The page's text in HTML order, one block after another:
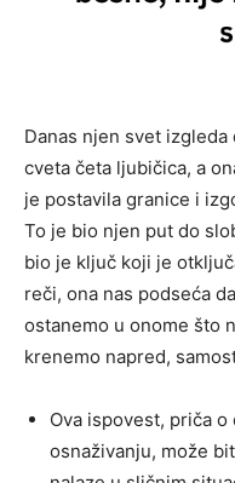
Danas njen svet
cveta četa ljubičica, a
je postavila granice i
To je bio njen put do
bio je ključ koji je
reči, ona nas podseća
ostanemo u onome što
krenemo napred,
Ova ispovest, priča
osnaživanju, može